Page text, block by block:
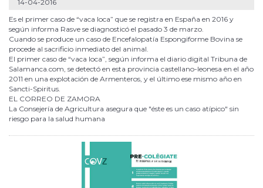
14-04-2016
Es el primer caso de “vaca loca” que se registra en España en 2016 y
según informa Rasve se diagnosticó el pasado 3 de marzo.
Cuando se produce un caso de Encefalopatía Espongiforme Bovina se
procede al sacrificio inmediato del animal.
El primer caso de “vaca loca”, según informa el diario digital Tribuna de
Salamanca.com, se detectó en esta provincia castellano-leonesa en el año
2011 en una explotación de Armenteros, y el último ese mismo año en
Sancti-Spiritus.
EL CORREO DE ZAMORA
La Consejería de Agricultura asegura que "éste es un caso atípico" sin
riesgo para la salud humana